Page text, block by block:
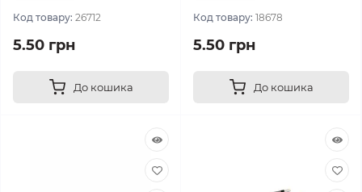
Код товару: 26712
5.50 грн
До кошика
Код товару: 18678
5.50 грн
До кошика